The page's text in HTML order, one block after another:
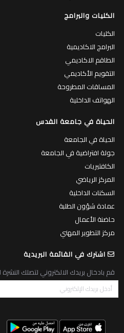
حاضنة الأعمال
مركز التطوير المهني
اشترك في القائمة البريدية
قم بادخال بريدك الالكتروني لتصلك النشرة
© 2026